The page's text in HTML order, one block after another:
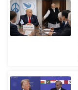
ने
स
उ
ज
ग